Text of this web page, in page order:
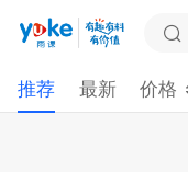
推荐 最新 价格